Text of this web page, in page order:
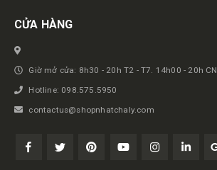
CỬA HÀNG
Giờ mở cửa: 8h30 - 20h T2 - T7. 14h00 - 20h CN
Hotline: 098.575.5950
contactus@shopnhatchaly.com